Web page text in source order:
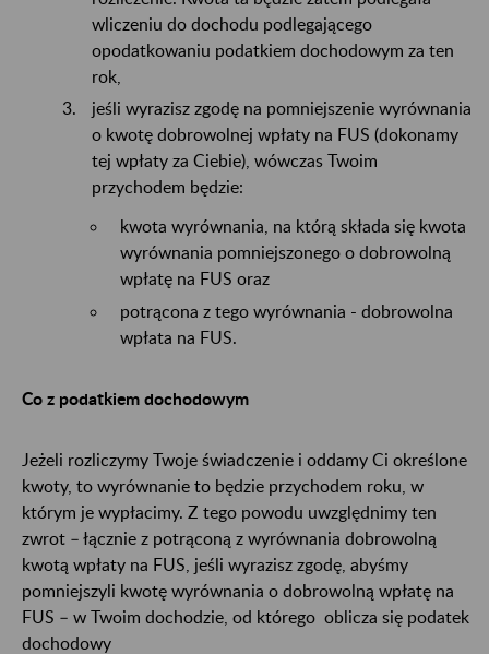
wliczeniu do dochodu podlegającego
opodatkowaniu podatkiem dochodowym za ten
rok,
jeśli wyrazisz zgodę na pomniejszenie wyrównania
o kwotę dobrowolnej wpłaty na FUS (dokonamy
tej wpłaty za Ciebie), wówczas Twoim
przychodem będzie:
kwota wyrównania, na którą składa się kwota
wyrównania pomniejszonego o dobrowolną
wpłatę na FUS oraz
potrącona z tego wyrównania - dobrowolna
wpłata na FUS.
Co z podatkiem dochodowym
Jeżeli rozliczymy Twoje świadczenie i oddamy Ci określone
kwoty, to wyrównanie to będzie przychodem roku, w
którym je wypłacimy. Z tego powodu uwzględnimy ten
zwrot – łącznie z potrąconą z wyrównania dobrowolną
kwotą wpłaty na FUS, jeśli wyrazisz zgodę, abyśmy
pomniejszyli kwotę wyrównania o dobrowolną wpłatę na
FUS – w Twoim dochodzie, od którego oblicza się podatek
dochodowy